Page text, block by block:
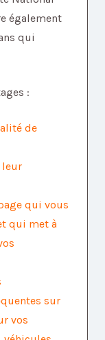
également
qui
:
de
leur
qui vous
qui met à
sur
vos